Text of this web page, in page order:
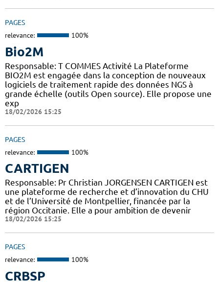
PAGES
relevance: 100%
Bio2M
Responsable: T COMMES Activité La Plateforme
BIO2M est engagée dans la conception de nouveaux
logiciels de traitement rapide des données NGS à
grande échelle (outils Open source). Elle propose une
exp
18/02/2026 15:25
PAGES
relevance: 100%
CARTIGEN
Responsable: Pr Christian JORGENSEN CARTIGEN est
une plateforme de recherche et d’innovation du CHU
et de l’Université de Montpellier, financée par la
région Occitanie. Elle a pour ambition de devenir
18/02/2026 15:25
PAGES
relevance: 100%
CRBSP